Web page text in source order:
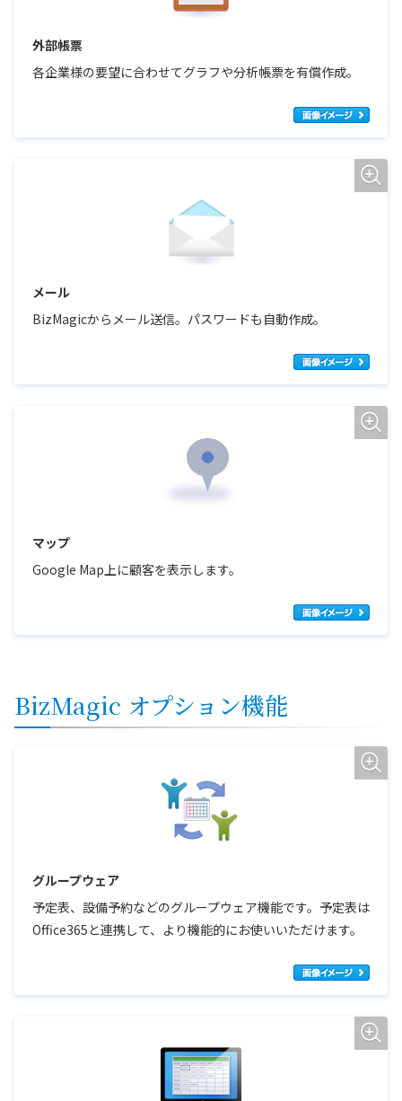
外部帳票
各企業様の要望に合わせてグラフや分析帳票を有償作成。
メール
BizMagicからメール送信。パスワードも自動作成。
マップ
Google Map上に顧客を表示します。
BizMagic オプション機能
グループウェア
予定表、設備予約などのグループウェア機能です。予定表は
Office365と連携して、より機能的にお使いいただけます。